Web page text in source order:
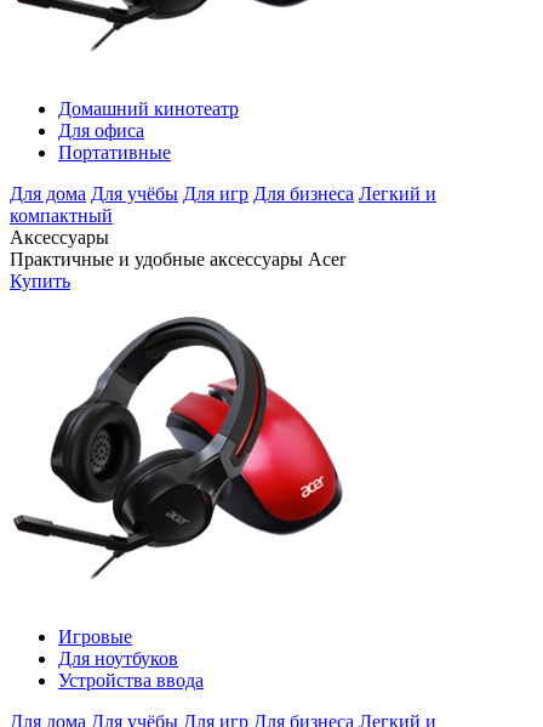
Домашний кинотеатр
Для офиса
Портативные
Для дома Для учёбы Для игр Для бизнеса Легкий и
компактный
Аксессуары
Практичные и удобные аксессуары Acer
Купить
Игровые
Для ноутбуков
Устройства ввода
Для дома Для учёбы Для игр Для бизнеса Легкий и